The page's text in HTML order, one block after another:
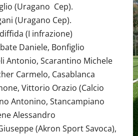
(Uragano Cep).
(Uragano Cep).
(I infrazione)
Daniele, Bonfiglio
Antonio, Scarantino Michele
Carmelo, Casablanca
Vittorio Orazio (Calcio
Antonino, Stancampiano
Alessandro
(Akron Sport Savoca),